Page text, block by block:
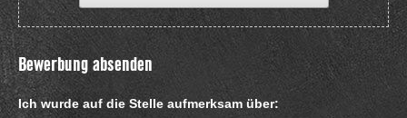
Bewerbung absenden
Ich wurde auf die Stelle aufmerksam über: